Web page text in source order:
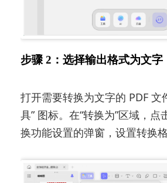
步骤 2：选择输出格式为文字
打开需要转换为文字的 PDF 文
具” 图标。在“转换为”区域，点
换功能设置的弹窗，设置转换格